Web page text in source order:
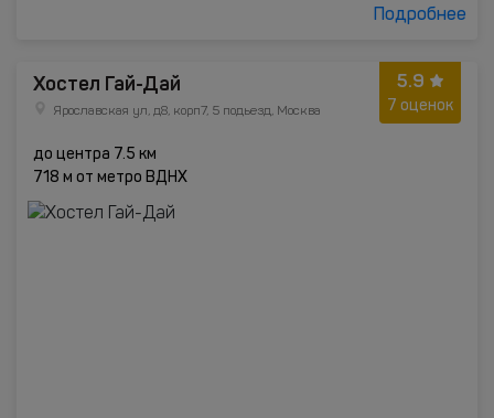
Подробнее
5.9
7 оценок
Хостел Гай-Дай
Ярославская ул, д8, корп7, 5 подьезд, Москва
до центра 7.5 км
718 м от метро ВДНХ